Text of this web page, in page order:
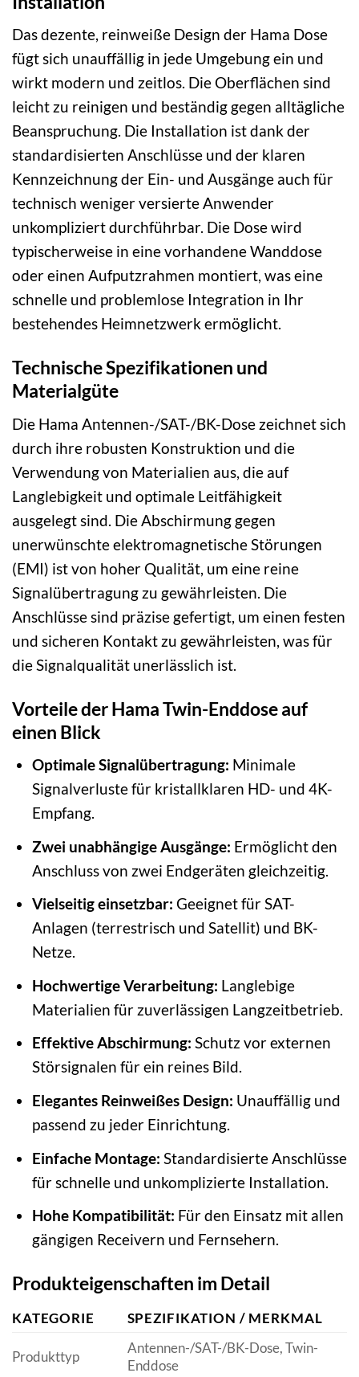
Das dezente, reinweiße Design der Hama Dose
fügt sich unauffällig in jede Umgebung ein und
wirkt modern und zeitlos. Die Oberflächen sind
leicht zu reinigen und beständig gegen alltägliche
Beanspruchung. Die Installation ist dank der
standardisierten Anschlüsse und der klaren
Kennzeichnung der Ein- und Ausgänge auch für
technisch weniger versierte Anwender
unkompliziert durchführbar. Die Dose wird
typischerweise in eine vorhandene Wanddose
oder einen Aufputzrahmen montiert, was eine
schnelle und problemlose Integration in Ihr
bestehendes Heimnetzwerk ermöglicht.
Technische Spezifikationen und
Materialgüte
Die Hama Antennen-/SAT-/BK-Dose zeichnet sich
durch ihre robusten Konstruktion und die
Verwendung von Materialien aus, die auf
Langlebigkeit und optimale Leitfähigkeit
ausgelegt sind. Die Abschirmung gegen
unerwünschte elektromagnetische Störungen
(EMI) ist von hoher Qualität, um eine reine
Signalübertragung zu gewährleisten. Die
Anschlüsse sind präzise gefertigt, um einen festen
und sicheren Kontakt zu gewährleisten, was für
die Signalqualität unerlässlich ist.
Vorteile der Hama Twin-Enddose auf
einen Blick
Optimale Signalübertragung: Minimale
Signalverluste für kristallklaren HD- und 4K-
Empfang.
Zwei unabhängige Ausgänge: Ermöglicht den
Anschluss von zwei Endgeräten gleichzeitig.
Vielseitig einsetzbar: Geeignet für SAT-
Anlagen (terrestrisch und Satellit) und BK-
Netze.
Hochwertige Verarbeitung: Langlebige
Materialien für zuverlässigen Langzeitbetrieb.
Effektive Abschirmung: Schutz vor externen
Störsignalen für ein reines Bild.
Elegantes Reinweißes Design: Unauffällig und
passend zu jeder Einrichtung.
Einfache Montage: Standardisierte Anschlüsse
für schnelle und unkomplizierte Installation.
Hohe Kompatibilität: Für den Einsatz mit allen
gängigen Receivern und Fernsehern.
Produkteigenschaften im Detail
KATEGORIE SPEZIFIKATION / MERKMAL
Produkttyp
Antennen-/SAT-/BK-Dose, Twin-
Enddose